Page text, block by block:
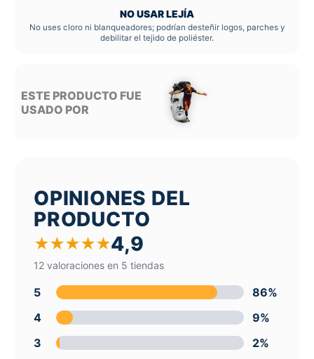
NO USAR LEJÍA
No uses cloro ni blanqueadores; podrían desteñir logos, parches y
debilitar el tejido de poliéster.
ESTE PRODUCTO FUE
USADO POR
OPINIONES DEL
PRODUCTO
★★★★★4,9
12 valoraciones en 5 tiendas
5
86%
4
9%
3
2%